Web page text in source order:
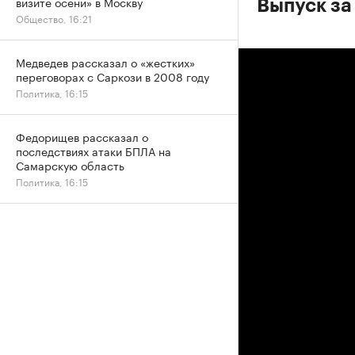
Выпуск
Общество, 16:21
Медведев рассказал о «жестких»
переговорах с Саркози в 2008 году
Политика, 16:15
Федорищев рассказал о
последствиях атаки БПЛА на
Самарскую область
Политика, 16:15